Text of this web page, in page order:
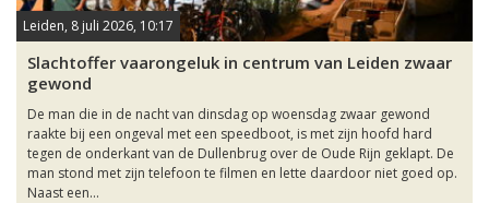
Leiden, 8 juli 2026, 10:17
Slachtoffer vaarongeluk in centrum van Leiden zwaar
gewond
De man die in de nacht van dinsdag op woensdag zwaar gewond
raakte bij een ongeval met een speedboot, is met zijn hoofd hard
tegen de onderkant van de Dullenbrug over de Oude Rijn geklapt. De
man stond met zijn telefoon te filmen en lette daardoor niet goed op. ​
Naast een...